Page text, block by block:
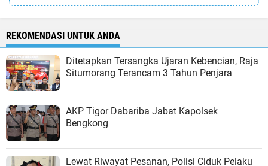
REKOMENDASI UNTUK ANDA
Ditetapkan Tersangka Ujaran Kebencian, Raja
Situmorang Terancam 3 Tahun Penjara
AKP Tigor Dabariba Jabat Kapolsek
Bengkong
Lewat Riwayat Pesanan, Polisi Ciduk Pelaku